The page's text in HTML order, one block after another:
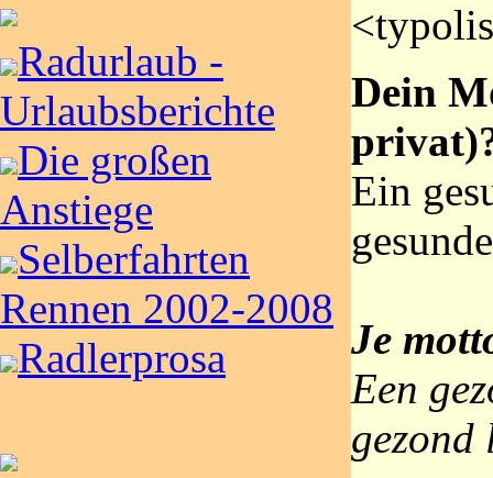
Radurlaub -
Urlaubsberichte
Die großen
Anstiege
Selberfahrten
Rennen 2002-2008
Radlerprosa
Dein
Ein
Je
Een